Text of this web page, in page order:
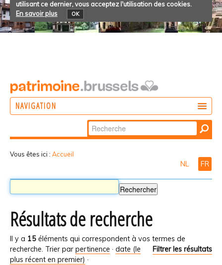
utilisant ce dernier, vous acceptez l'utilisation des cookies.
En savoir plus
OK
NAVIGATION
Chercher par
Recherche
Vous êtes ici : Accueil
NL FR
Résultats de recherche
Il y a 15 éléments qui correspondent à vos termes de
recherche.
Filtrer les résultats
Trier par pertinence · date (le
plus récent en premier) ·